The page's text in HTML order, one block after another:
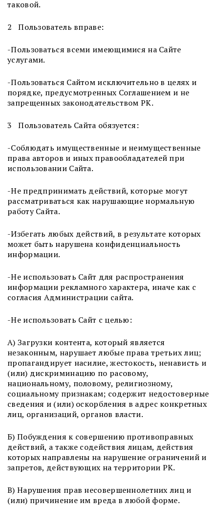
таковой.
2 Пользователь вправе:
-Пользоваться всеми имеющимися на Сайте
услугами.
-Пользоваться Сайтом исключительно в целях и
порядке, предусмотренных Соглашением и не
запрещенных законодательством РК.
3 Пользователь Сайта обязуется:
-Соблюдать имущественные и неимущественные
права авторов и иных правообладателей при
использовании Сайта.
-Не предпринимать действий, которые могут
рассматриваться как нарушающие нормальную
работу Сайта.
-Избегать любых действий, в результате которых
может быть нарушена конфиденциальность
информации.
-Не использовать Сайт для распространения
информации рекламного характера, иначе как с
согласия Администрации сайта.
-Не использовать Сайт с целью:
А) Загрузки контента, который является
незаконным, нарушает любые права третьих лиц;
пропагандирует насилие, жестокость, ненависть и
(или) дискриминацию по расовому,
национальному, половому, религиозному,
социальному признакам; содержит недостоверные
сведения и (или) оскорбления в адрес конкретных
лиц, организаций, органов власти.
Б) Побуждения к совершению противоправных
действий, а также содействия лицам, действия
которых направлены на нарушение ограничений и
запретов, действующих на территории РК.
В) Нарушения прав несовершеннолетних лиц и
(или) причинение им вреда в любой форме.